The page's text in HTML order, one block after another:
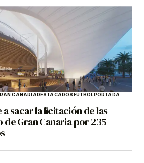
CANARIADESTACADOSFÚTBOLPORTADA
sacar la licitación de las
de Gran Canaria por 235